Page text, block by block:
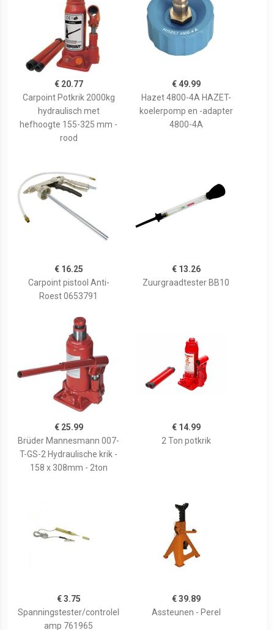
€ 20.77
Carpoint Potkrik 2000kg
hydraulisch met
hefhoogte 155-325 mm -
rood
€ 49.99
Hazet 4800-4A HAZET-
koelerpomp en -adapter
4800-4A
€ 16.25
Carpoint pistool Anti-
Roest 0653791
€ 13.26
Zuurgraadtester BB10
€ 25.99
Brüder Mannesmann 007-
T-GS-2 Hydraulische krik -
158 x 308mm - 2ton
€ 14.99
2 Ton potkrik
€ 3.75
Spanningstester/controlel
amp 761965
€ 39.89
Assteunen - Perel